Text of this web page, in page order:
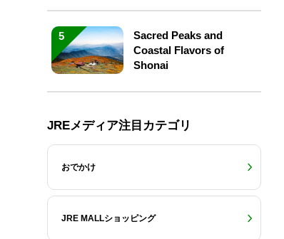
5
Sacred Peaks and
Coastal Flavors of
Shonai
JREメディア注目カテゴリ
おでかけ
JRE MALLショッピング